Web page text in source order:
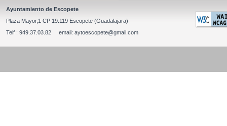
Ayuntamiento de Escopete
Plaza Mayor,1 CP 19.119 Escopete (Guadalajara)
Telf : 949.37.03.82 email: aytoescopete@gmail.com